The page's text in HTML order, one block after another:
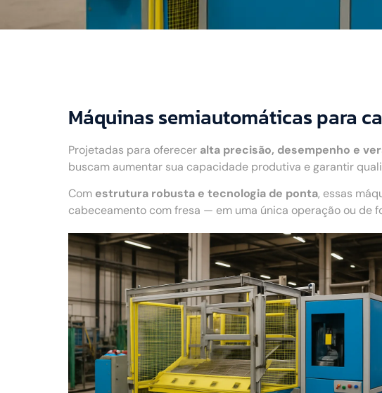
Máquinas semiautomáticas para
Projetadas para oferecer alta precisão, desempenho e
buscam aumentar sua capacidade produtiva e garantir
Com estrutura robusta e tecnologia de ponta, essas
cabeceamento com fresa — em uma única operação ou de